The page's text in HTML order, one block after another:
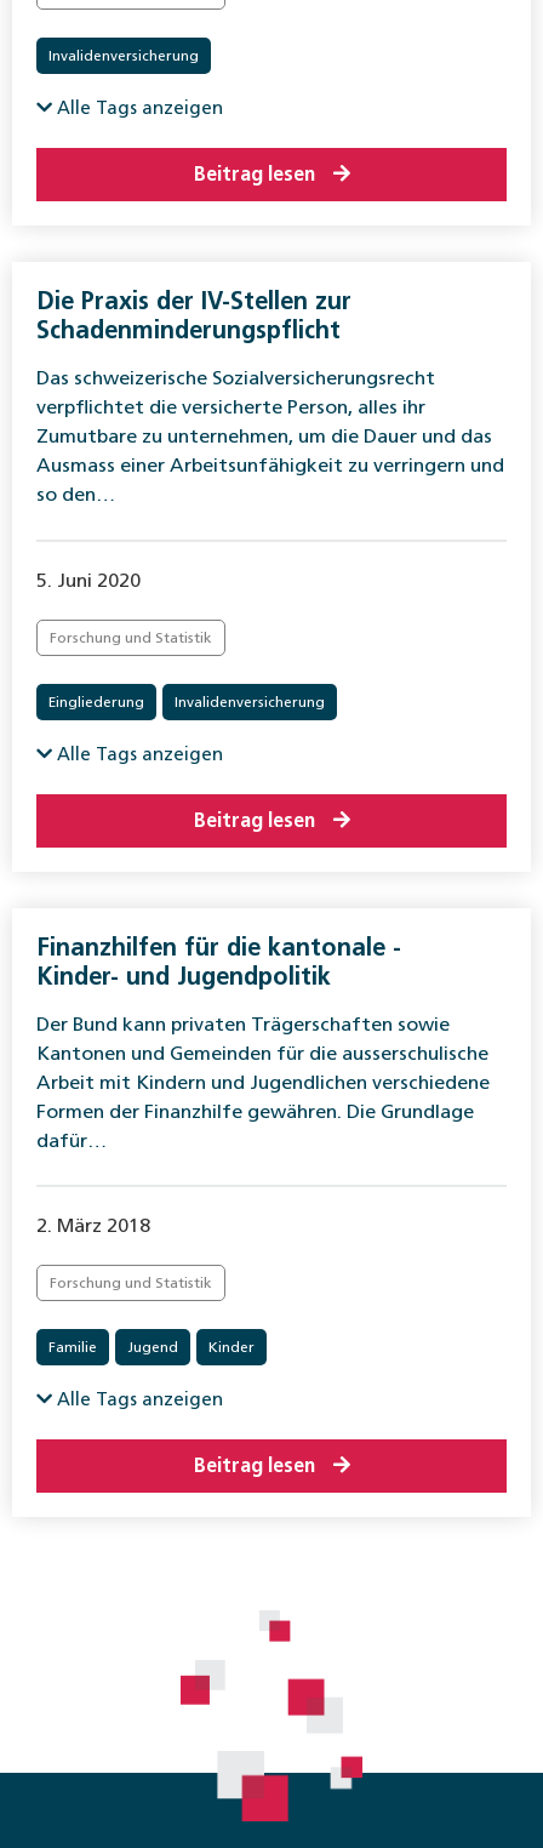
Invalidenversicherung
Alle Tags anzeigen
Beitrag lesen
Die Praxis der IV-Stellen zur
Schadenminderungspflicht
Das schweizerische Sozialversicherungsrecht
verpflichtet die versicherte Person, alles ihr
Zumutbare zu unternehmen, um die Dauer und das
Ausmass einer Arbeitsunfähigkeit zu verringern und
so den…
5. Juni 2020
Forschung und Statistik
Eingliederung Invalidenversicherung
Alle Tags anzeigen
Beitrag lesen
Finanzhilfen für die ­kantonale ­
Kinder- und Jugendpolitik
Der Bund kann privaten Trägerschaften sowie
Kantonen und Gemeinden für die ausserschulische
Arbeit mit Kindern und Jugendlichen verschiedene
Formen der Finanzhilfe gewähren. Die Grundlage
dafür…
2. März 2018
Forschung und Statistik
Familie Jugend Kinder
Alle Tags anzeigen
Beitrag lesen